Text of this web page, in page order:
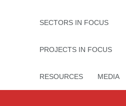
SECTORS IN FOCUS
PROJECTS IN FOCUS
RESOURCES MEDIA